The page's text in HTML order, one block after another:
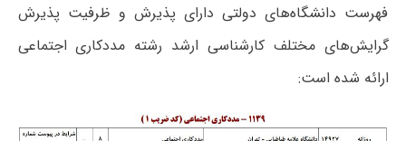
فهرست دانشگاه‌های دولتی دارای پذیرش و ظرفیت پذیرش
گرایش‌های مختلف کارشناسی ارشد رشته مددکاری اجتماعی
ارائه شده است: